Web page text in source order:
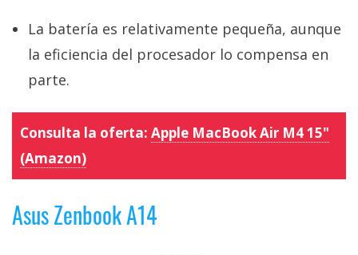
La batería es relativamente pequeña, aunque
la eficiencia del procesador lo compensa en
parte.
Consulta la oferta: Apple MacBook Air M4 15"
(Amazon)
Asus Zenbook A14